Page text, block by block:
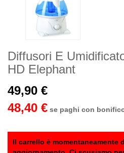
Diffusori E
HD Elephant
49,90 €
48,40 € se paghi con
Il carrello è momentaneamente